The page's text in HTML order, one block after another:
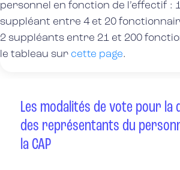
personnel en fonction de l’effectif :
suppléant entre 4 et 20
2 suppléants entre 21 et 200
le tableau sur cette page.
Les modalités de vote pour la
des représentants du
la CAP